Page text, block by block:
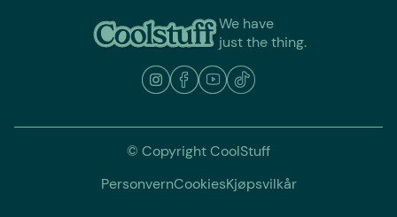
We have
just the thing.
© Copyright CoolStuff
PersonvernCookiesKjøpsvilkår